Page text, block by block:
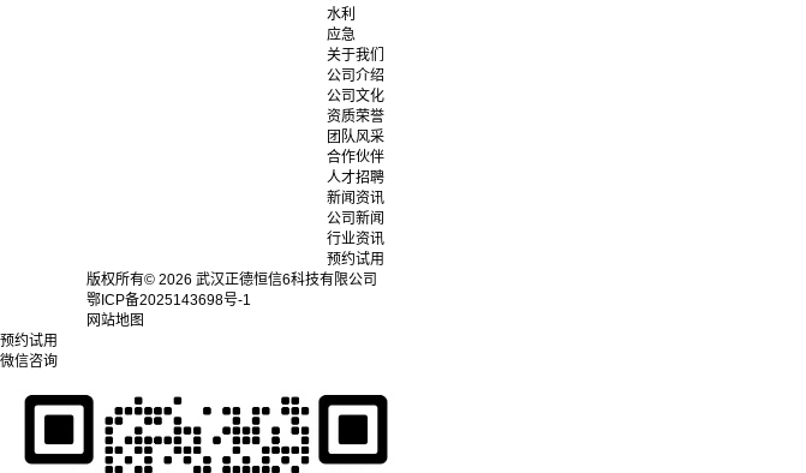
水利
应急
关于我们
公司介绍
公司文化
资质荣誉
团队风采
合作伙伴
人才招聘
新闻资讯
公司新闻
行业资讯
预约试用
版权所有© 2026 武汉正德恒信6科技有限公司
鄂ICP备2025143698号-1
网站地图
预约试用
微信咨询